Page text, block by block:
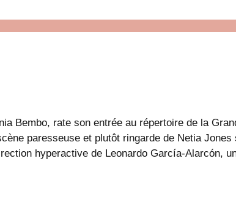
Bembo, rate son entrée au répertoire de la
paresseuse et plutôt ringarde de Netia Jones
hyperactive de Leonardo García-Alarcón,